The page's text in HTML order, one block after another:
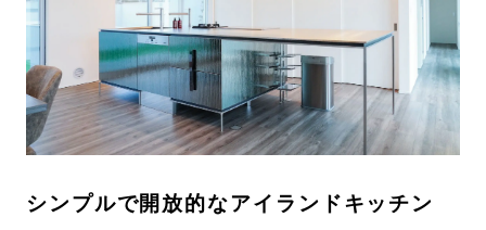
シンプルで開放的なアイランドキッチン